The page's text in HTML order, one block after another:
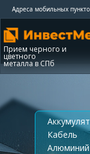
Адреса мобильных
Прием черного и
цветного
металла в СПб
Кабель
Алюминий